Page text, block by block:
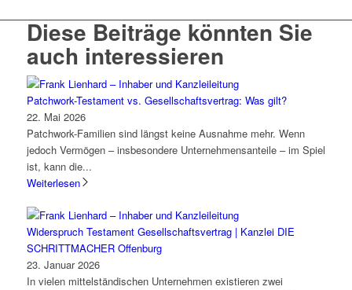
Diese Beiträge könnten Sie
auch interessieren
Patchwork-Testament vs. Gesellschaftsvertrag: Was gilt?
22. Mai 2026
Patchwork-Familien sind längst keine Ausnahme mehr. Wenn
jedoch Vermögen – insbesondere Unternehmensanteile – im Spiel
ist, kann die...
Weiterlesen
Widerspruch Testament Gesellschaftsvertrag | Kanzlei DIE
SCHRITTMACHER Offenburg
23. Januar 2026
In vielen mittelständischen Unternehmen existieren zwei